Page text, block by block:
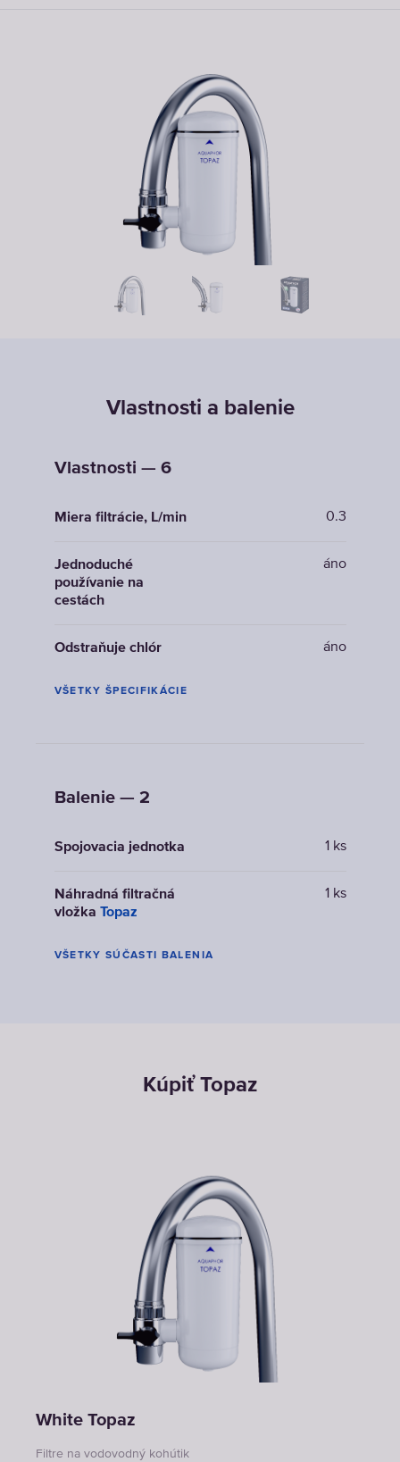
Vlastnosti a balenie
Vlastnosti — 6
Miera filtrácie, L/min 0.3
Jednoduché
používanie na
cestách
áno
Odstraňuje chlór áno
VŠETKY ŠPECIFIKÁCIE
Balenie — 2
Spojovacia jednotka 1 ks
Náhradná filtračná
vložka Topaz
1 ks
VŠETKY SÚČASTI BALENIA
Kúpiť Topaz
White Topaz
Filtre na vodovodný kohútik